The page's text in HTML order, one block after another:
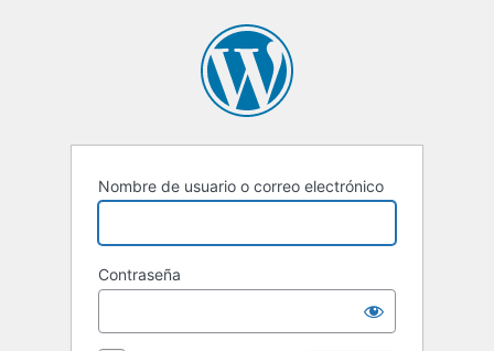
Nombre de usuario o correo electrónico
Contraseña